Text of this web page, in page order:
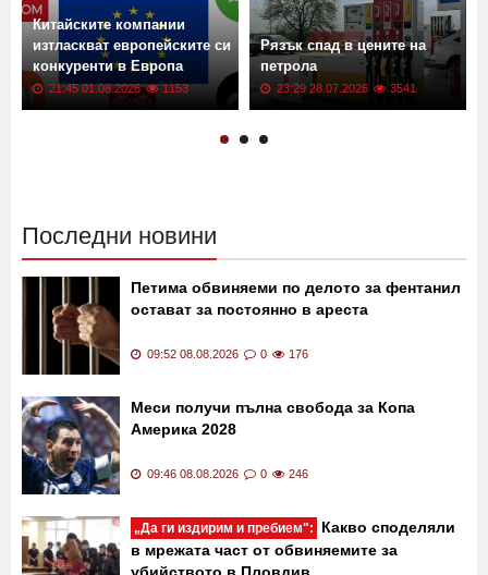
Китайските компании
изтласкват европейските си
конкуренти в Европа
21:45 01.08.2026 1153
Рязък спад в цените на
петрола
23:29 28.07.2026 3541
Последни новини
Петима обвиняеми по делото за фентанил
остават за постоянно в ареста
09:52 08.08.2026 0 176
Меси получи пълна свобода за Копа
Америка 2028
09:46 08.08.2026 0 246
„Да ги издирим и пребием":
Какво споделяли
в мрежата част от обвиняемите за
убийството в Пловдив